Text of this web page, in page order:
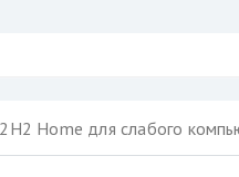
Home для слабого